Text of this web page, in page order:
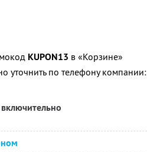
KUPON13 в «Корзине»
по телефону компании: